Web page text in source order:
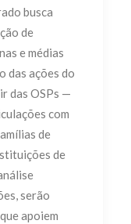
busca
de
e médias
das ações do
das OSPs —
com
de
de
serão
apoiem